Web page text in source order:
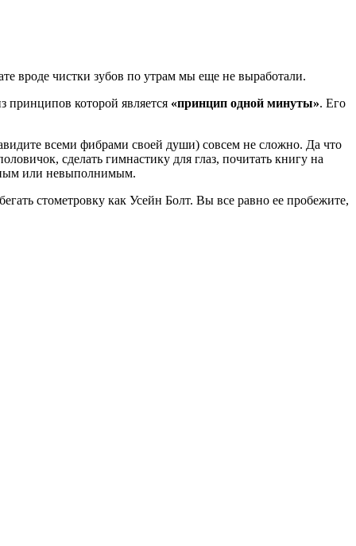
вроде чистки зубов по утрам мы еще не выработали.
принципов которой является «принцип одной минуты». Его
всеми фибрами своей души) совсем не сложно. Да что
сделать гимнастику для глаз, почитать книгу на
или невыполнимым.
стометровку как Усейн Болт. Вы все равно ее пробежите,